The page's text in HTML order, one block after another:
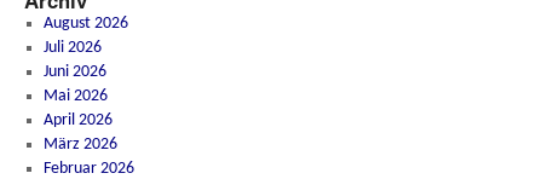
August 2026
Juli 2026
Juni 2026
Mai 2026
April 2026
März 2026
Februar 2026